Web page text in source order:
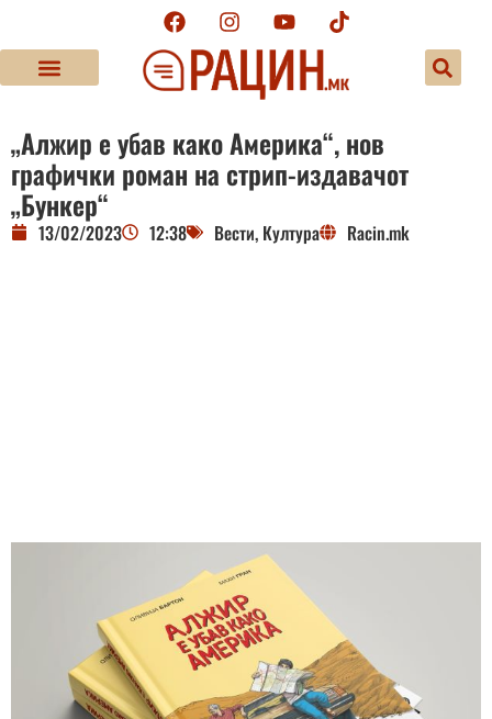
„Алжир е убав како Америка“, нов
графички роман на стрип-издавачот
„Бункер“
13/02/2023 12:38 Вести, Култура Racin.mk